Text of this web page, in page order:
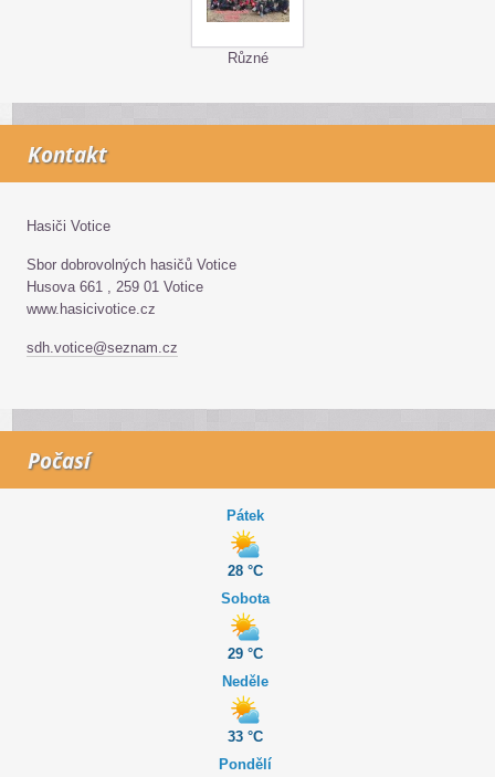
Různé
Kontakt
Hasiči Votice
Sbor dobrovolných hasičů Votice
Husova 661 , 259 01 Votice
www.hasicivotice.cz
sdh.votice@seznam.cz
Počasí
Pátek
28 °C
Sobota
29 °C
Neděle
33 °C
Pondělí